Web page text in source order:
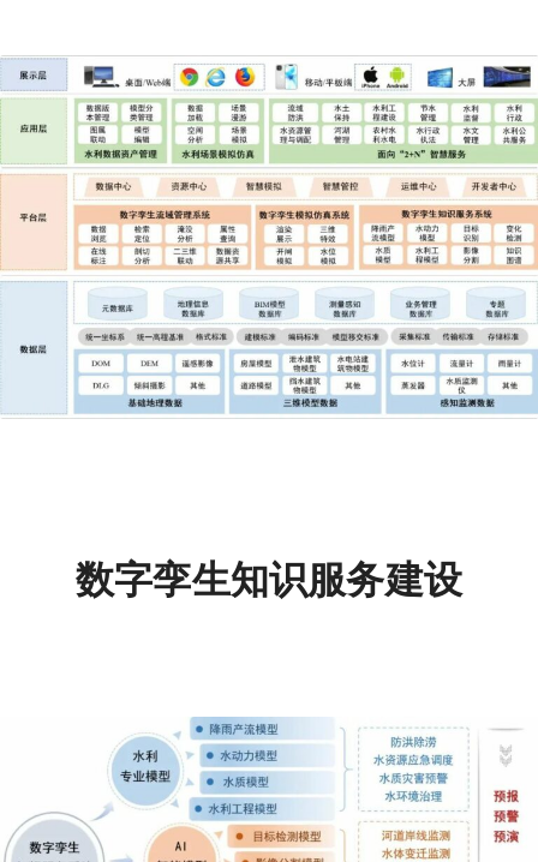
数字孪生知识服务建设